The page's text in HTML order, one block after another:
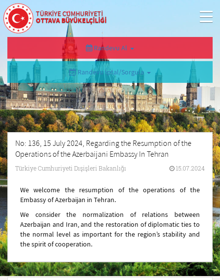
TÜRKİYE CUMHURİYETİ
OTTAVA BÜYÜKELÇİLİĞİ
Randevu Al
Randevu İptal/Sorgula
No: 136, 15 July 2024, Regarding the Resumption of the
Operations of the Azerbaijani Embassy In Tehran
Türkiye Cumhuriyeti Dışişleri Bakanlığı 15.07.2024
We welcome the resumption of the operations of the
Embassy of Azerbaijan in Tehran.
We consider the normalization of relations between
Azerbaijan and Iran, and the restoration of diplomatic ties to
the normal level as important for the region’s stability and
the spirit of cooperation.